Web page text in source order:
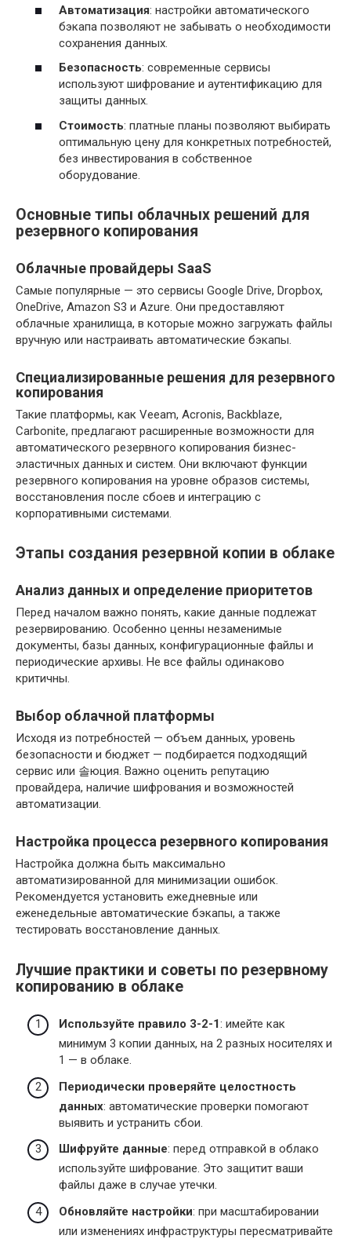
Автоматизация: настройки автоматического
бэкапа позволяют не забывать о необходимости
сохранения данных.
Безопасность: современные сервисы
используют шифрование и аутентификацию для
защиты данных.
Стоимость: платные планы позволяют выбирать
оптимальную цену для конкретных потребностей,
без инвестирования в собственное
оборудование.
Основные типы облачных решений для
резервного копирования
Облачные провайдеры SaaS
Самые популярные — это сервисы Google Drive, Dropbox,
OneDrive, Amazon S3 и Azure. Они предоставляют
облачные хранилища, в которые можно загружать файлы
вручную или настраивать автоматические бэкапы.
Специализированные решения для резервного
копирования
Такие платформы, как Veeam, Acronis, Backblaze,
Carbonite, предлагают расширенные возможности для
автоматического резервного копирования бизнес-
эластичных данных и систем. Они включают функции
резервного копирования на уровне образов системы,
восстановления после сбоев и интеграцию с
корпоративными системами.
Этапы создания резервной копии в облаке
Анализ данных и определение приоритетов
Перед началом важно понять, какие данные подлежат
резервированию. Особенно ценны незаменимые
документы, базы данных, конфигурационные файлы и
периодические архивы. Не все файлы одинаково
критичны.
Выбор облачной платформы
Исходя из потребностей — объем данных, уровень
безопасности и бюджет — подбирается подходящий
сервис или 솔юция. Важно оценить репутацию
провайдера, наличие шифрования и возможностей
автоматизации.
Настройка процесса резервного копирования
Настройка должна быть максимально
автоматизированной для минимизации ошибок.
Рекомендуется установить ежедневные или
еженедельные автоматические бэкапы, а также
тестировать восстановление данных.
Лучшие практики и советы по резервному
копированию в облаке
Используйте правило 3-2-1: имейте как
минимум 3 копии данных, на 2 разных носителях и
1 — в облаке.
Периодически проверяйте целостность
данных: автоматические проверки помогают
выявить и устранить сбои.
Шифруйте данные: перед отправкой в облако
используйте шифрование. Это защитит ваши
файлы даже в случае утечки.
Обновляйте настройки: при масштабировании
или изменениях инфраструктуры пересматривайте